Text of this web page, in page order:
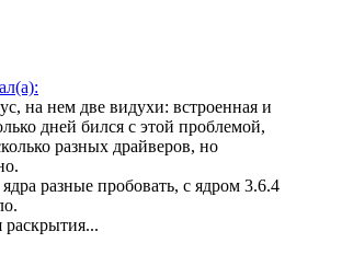
на нем две видухи: встроенная и
дней бился с этой проблемой,
разных драйверов, но
разные пробовать, с ядром 3.6.4